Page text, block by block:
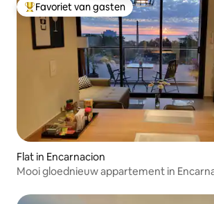
Topfavoriet van gasten
Favoriet van gasten
Flat in Encarnacion
Mooi gloednieuw appartement in